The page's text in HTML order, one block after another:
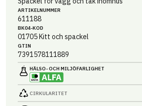
ARTIKEL­NUMMER
611188
BK04-KOD
01705Kitt och spackel
GTIN
7391578111889
HÄLSO- OCH MILJÖ­FARLIGHET
CIRKULARITET